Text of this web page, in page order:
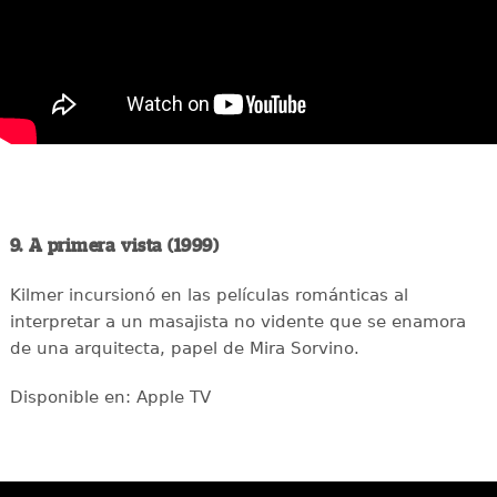
9. A primera vista (1999)
Kilmer incursionó en las películas románticas al
interpretar a un masajista no vidente que se enamora
de una arquitecta, papel de Mira Sorvino.
Disponible en: Apple TV